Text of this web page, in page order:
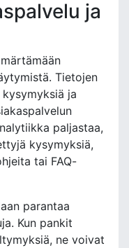
ja
Tietojen
ja
paljastaa,
kysymyksiä,
tai FAQ-
parantaa
Kun pankit
ne voivat